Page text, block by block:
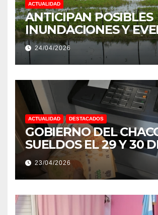
ACTUALIDAD
ANTICIPAN POSIBLES
INUNDACIONES Y
EXTREMOS: “PODRÍA
NIÑO MUY
24/04/2026
ACTUALIDAD DESTACADOS
GOBIERNO DEL
SUELDOS EL 29 Y 30
ABRIL, CON EL 2% DE
AUMENTO
23/04/2026